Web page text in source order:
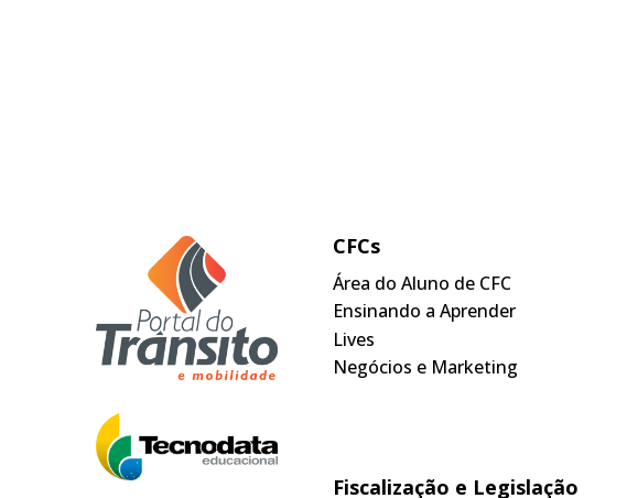
CFCs
Área do Aluno de CFC
Ensinando a Aprender
Lives
Negócios e Marketing
Fiscalização e Legislação